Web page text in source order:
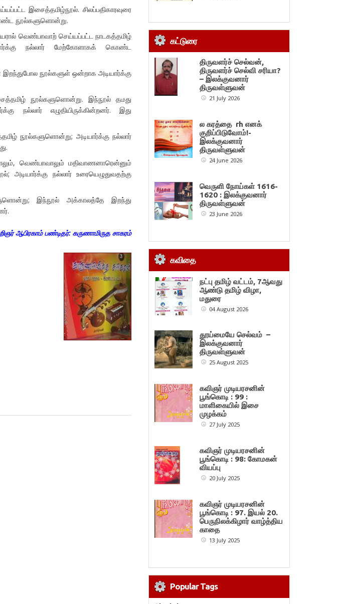
இசைத்தமிழ்நூல். சிலப்பதிகாரவுரை
நூல்களுளொன்று.
வெண்பாவாற் செய்யப்பட்ட நாடகத்தமிழ்
நல்லார் மேற்கோளாகக் கொண்ட
நூல்களுள் ஒன்றாக அடியார்க்கு
நூல்களுளொன்று. இந்நூல் தமது
நல்லார் எழுதியிருக்கின்றனர். இது
நூல்களுளொன்று; அடியார்க்கு நல்லார்
வெண்பாவாலும் மதிவாணனாரென்னும்
அடியார்க்கு நல்லார் உரையெழுதுவதற்கு
இந்நூல் அக்காலத்தே இறந்து
ஆபிரகாம் பண்டிதர்: கருணாமிருத சாகரம்
கட்டுரை
திருவளர்ச் செல்வன்,
திருவளர்ச் செல்வி சரியா?
– இலக்குவனார்
திருவள்ளுவன்
21 July 2026
ல கரத்தை rh எனக்
குறிப்பிடுவோம்!-
இலக்குவனார்
திருவள்ளுவன்
24 June 2026
வெருளி நோய்கள் 1616-
1620 : இலக்குவனார்
திருவள்ளுவன்
23 June 2026
கவிதை
நட்பு தமிழ் வட்டம், 7ஆவது
ஆண்டு தமிழ் விழா,
மதுரை
04 August 2026
தூய்மையே செல்வம் –
இலக்குவனார்
திருவள்ளுவன்
25 August 2025
கவிஞர் முடியரசனின்
பூங்கொடி : 99 :
மாளிகையில் இசை
முழக்கம்
27 July 2025
கவிஞர் முடியரசனின்
பூங்கொடி : 98: கோமகன்
வியப்பு
20 July 2025
கவிஞர் முடியரசனின்
பூங்கொடி : 97. இயல் 20.
பெருநிலக்கிழார் வாழ்த்திய
காதை
13 July 2025
Popular Tags